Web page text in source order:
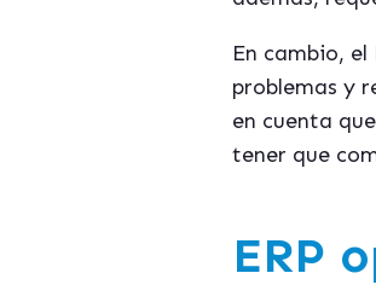
En cambio, el
problemas y
en cuenta
tener que
ERP